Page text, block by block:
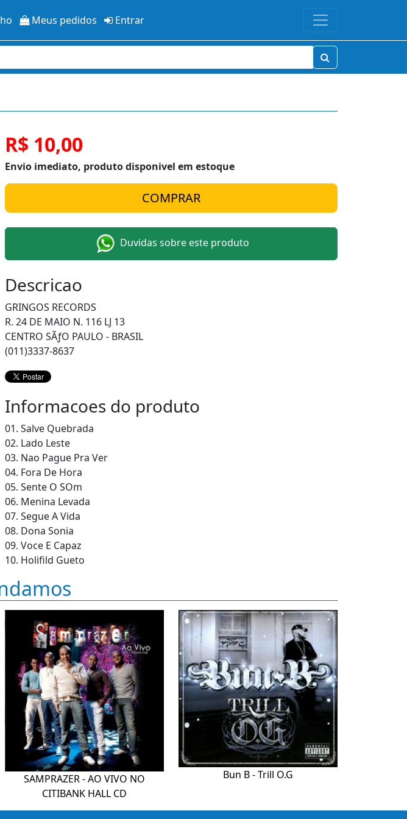
Meus pedidos Entrar
R$ 10,00
Envio imediato, produto disponivel em estoque
Duvidas sobre este produto
Descricao
GRINGOS RECORDS
R. 24 DE MAIO N. 116 LJ 13
CENTRO SÃƒO PAULO - BRASIL
(011)3337-8637
Informacoes do produto
01. Salve Quebrada
02. Lado Leste
03. Nao Pague Pra Ver
04. Fora De Hora
05. Sente O SOm
06. Menina Levada
07. Segue A Vida
08. Dona Sonia
09. Voce E Capaz
10. Holifild Gueto
SAMPRAZER - AO VIVO NO
CITIBANK HALL CD
Bun B - Trill O.G